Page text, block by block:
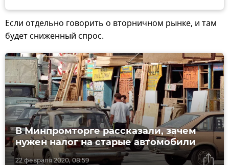
Если отдельно говорить о вторничном рынке, и там
будет сниженный спрос.
22 февраля 2020, 08:59
В Минпромторге рассказали, зачем
нужен налог на старые автомобили